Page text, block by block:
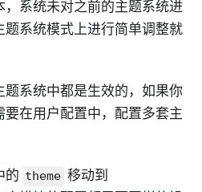
系统未对之前的主题系统进
系统模式上进行简单调整就
系统中都是生效的，如果你
在用户配置中，配置多套主
的 theme 移动到